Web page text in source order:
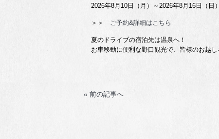
2026年8月10日（月）～2026年8月16日（日）
＞＞ ご予約&詳細はこちら
夏のドライブの宿泊先は温泉へ！
お車移動に便利な野口観光で、皆様のお越し
« 前の記事へ